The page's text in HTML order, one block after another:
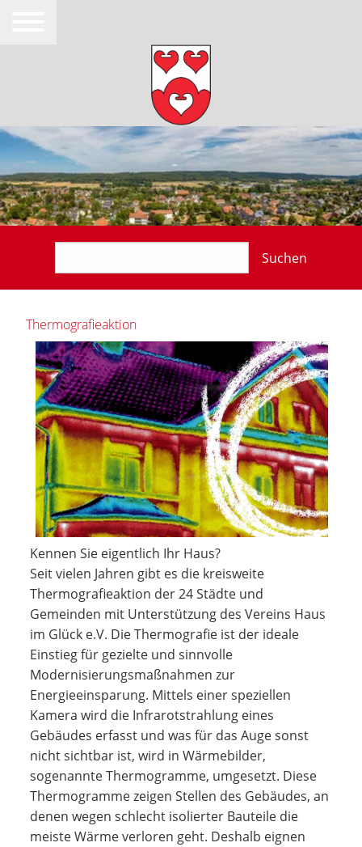
Suchen
Thermografieaktion
Kennen Sie eigentlich Ihr Haus?
Seit vielen Jahren gibt es die kreisweite
Thermografieaktion der 24 Städte und
Gemeinden mit Unterstützung des Vereins Haus
im Glück e.V. Die Thermografie ist der ideale
Einstieg für gezielte und sinnvolle
Modernisierungsmaßnahmen zur
Energieeinsparung. Mittels einer speziellen
Kamera wird die Infrarotstrahlung eines
Gebäudes erfasst und was für das Auge sonst
nicht sichtbar ist, wird in Wärmebilder,
sogenannte Thermogramme, umgesetzt. Diese
Thermogramme zeigen Stellen des Gebäudes, an
denen wegen schlecht isolierter Bauteile die
meiste Wärme verloren geht. Deshalb eignen